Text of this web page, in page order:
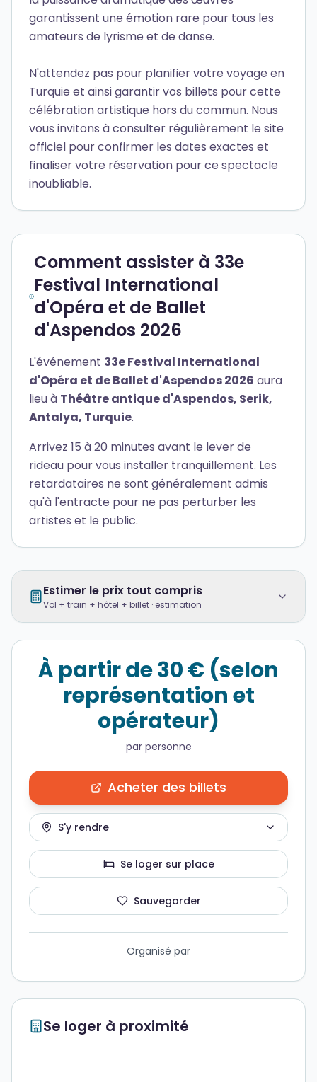
garantissent une émotion rare pour tous les
amateurs de lyrisme et de danse.
N'attendez pas pour planifier votre voyage en
Turquie et ainsi garantir vos billets pour cette
célébration artistique hors du commun. Nous
vous invitons à consulter régulièrement le site
officiel pour confirmer les dates exactes et
finaliser votre réservation pour ce spectacle
inoubliable.
Comment assister à 33e
Festival International
d'Opéra et de Ballet
d'Aspendos 2026
L'événement 33e Festival International
d'Opéra et de Ballet d'Aspendos 2026 aura
lieu à Théâtre antique d'Aspendos, Serik,
Antalya, Turquie.
Arrivez 15 à 20 minutes avant le lever de
rideau pour vous installer tranquillement. Les
retardataires ne sont généralement admis
qu'à l'entracte pour ne pas perturber les
artistes et le public.
Estimer le prix tout compris
Vol + train + hôtel + billet · estimation
À partir de 30 € (selon
représentation et
opérateur)
par personne
Acheter des billets
S'y rendre
Se loger sur place
Sauvegarder
Organisé par
Se loger à proximité